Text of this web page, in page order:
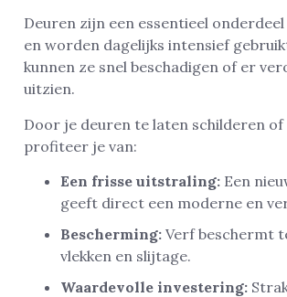
Deuren zijn een essentieel
en worden dagelijks intensief
kunnen ze snel beschadigen of er
uitzien.
Door je deuren te laten schilderen of
profiteer je van:
Een frisse uitstraling: Een
geeft direct een moderne en
Bescherming: Verf beschermt
vlekken en slijtage.
Waardevolle investering: